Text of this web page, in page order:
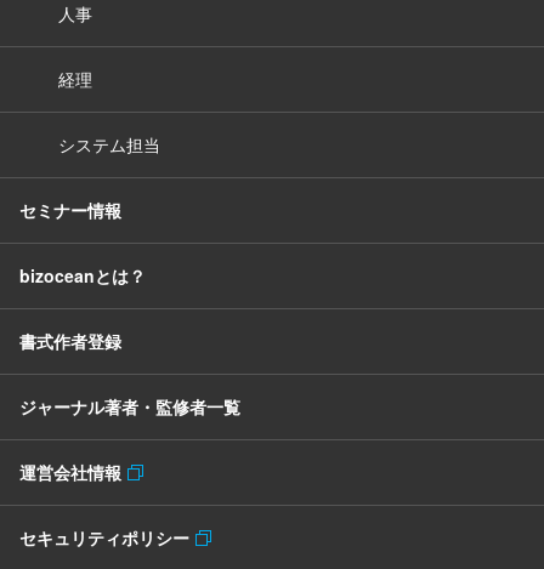
人事
経理
システム担当
セミナー情報
bizoceanとは？
書式作者登録
ジャーナル著者・監修者一覧
運営会社情報
セキュリティポリシー